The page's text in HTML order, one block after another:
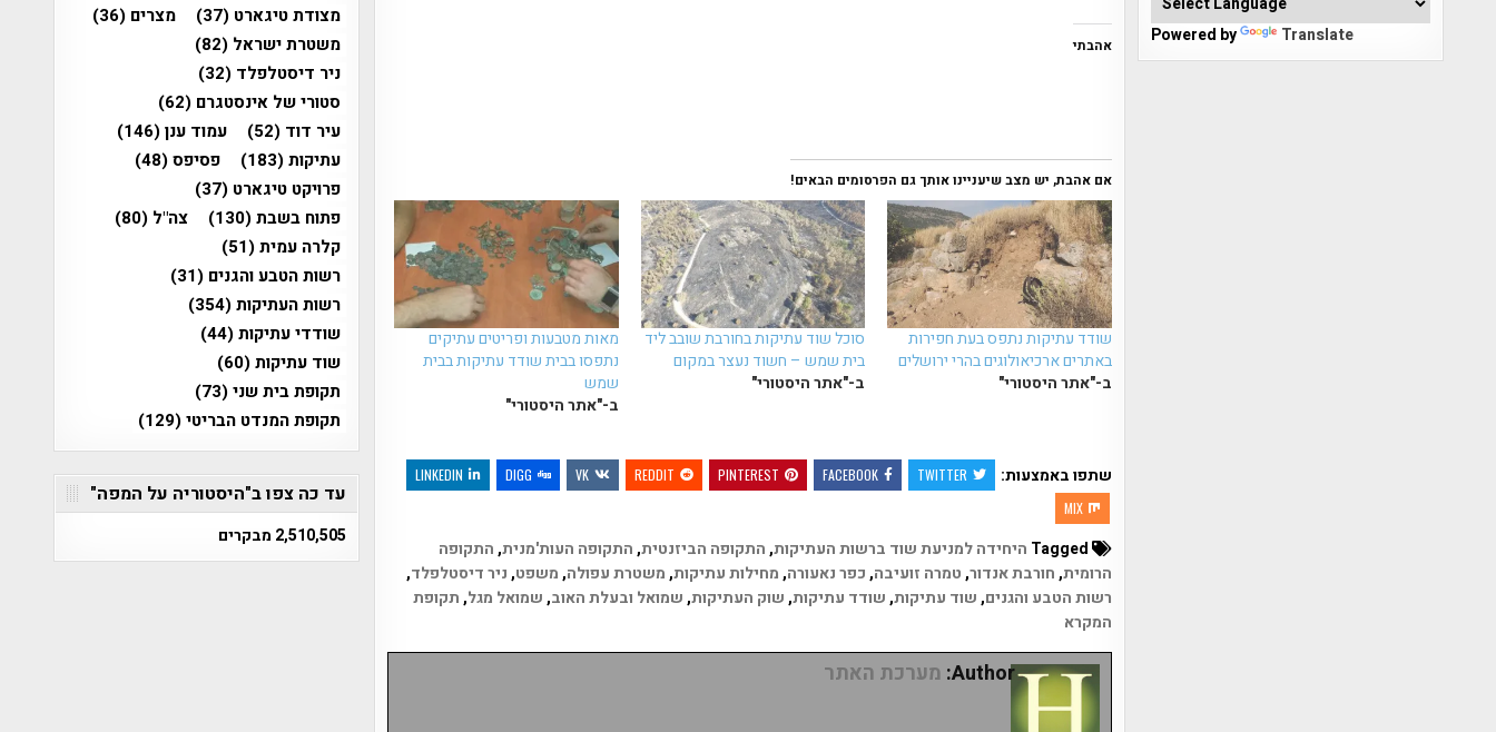
אהבתי
אם אהבת, יש מצב שיעניינו אותך גם הפרסומים הבאים!
שודד עתיקות נתפס בעת חפירות
באתרים ארכיאולוגים בהרי ירושלים
ב-"אתר היסטורי"
סוכל שוד עתיקות בחורבת שובב ליד
בית שמש – חשוד נעצר במקום
ב-"אתר היסטורי"
מאות מטבעות ופריטים עתיקים
נתפסו בבית שודד עתיקות בבית
שמש
ב-"אתר היסטורי"
שתפו באמצעות: TWITTER
FACEBOOK
PINTEREST
REDDIT
VK
DIGG
LINKEDIN
MIX
היחידה למניעת שוד ברשות העתיקות,התקופה הביזנטית,התקופה העות'מנית,התקופה
הרומית,חורבת אנדור,טמרה זועיבה,כפר נאעורה,מחילות עתיקות,משטרת עפולה,משפט,ניר דיסטלפלד,
רשות הטבע והגנים,שוד עתיקות,שודד עתיקות,שוק העתיקות,שמואל ובעלת האוב,שמואל מגל,תקופת
המקרא
Author: מערכת האתר
Powered by Translate
מצודת טיגארט (37) מצרים (36)
משטרת ישראל (82)
ניר דיסטלפלד (32)
סטורי של אינסטגרם (62)
עיר דוד (52) עמוד ענן(146)
עתיקות(183) פסיפס(48)
פרויקט טיגארט (37)
פתוח בשבת(130) צה"ל (80)
קלרה עמית(51)
רשות הטבע והגנים (31)
רשות העתיקות(354)
שודדי עתיקות(44)
שוד עתיקות(60)
תקופת בית שני(73)
תקופת המנדט הבריטי(129)
עד כה צפו ב"היסטוריה על המפה"
2,510,505 מבקרים